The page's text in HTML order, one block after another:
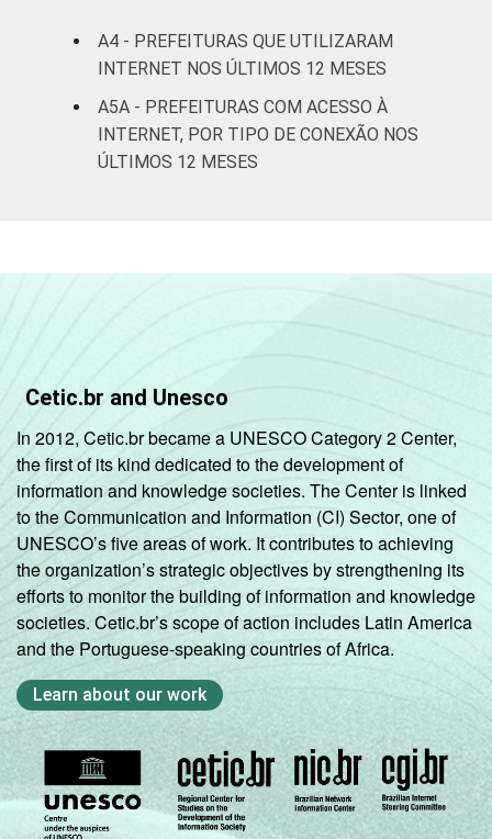
Mais de
habitantes
Fonte: CGI.br/NIC.br, Centro Regional de
informação e comunicação no setor público
A4 - PREFEITURAS QUE UTILIZARAM
INTERNET NOS ÚLTIMOS 12 MESES
A5A - PREFEITURAS COM ACESSO À
INTERNET, POR TIPO DE CONEXÃO NOS
ÚLTIMOS 12 MESES
Cetic.br and Unesco
In 2012, Cetic.br became a UNESCO Category 2 Center,
the first of its kind dedicated to the development of
information and knowledge societies. The Center is linked
to the Communication and Information (CI) Sector, one of
UNESCO’s five areas of work. It contributes to achieving
the organization’s strategic objectives by strengthening its
efforts to monitor the building of information and knowledge
societies. Cetic.br’s scope of action includes Latin America
and the Portuguese-speaking countries of Africa.
Learn about our work